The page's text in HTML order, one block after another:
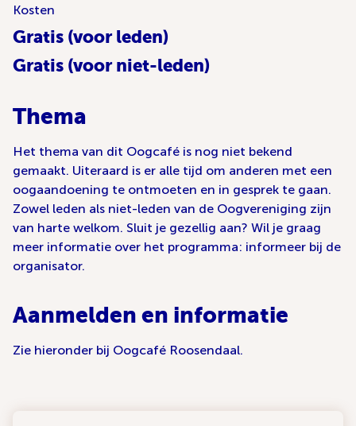
Kosten
Gratis (voor leden)
Gratis (voor niet-leden)
Thema
Het thema van dit Oogcafé is nog niet bekend
gemaakt. Uiteraard is er alle tijd om anderen met een
oogaandoening te ontmoeten en in gesprek te gaan.
Zowel leden als niet-leden van de Oogvereniging zijn
van harte welkom. Sluit je gezellig aan? Wil je graag
meer informatie over het programma: informeer bij de
organisator.
Aanmelden en informatie
Zie hieronder bij Oogcafé Roosendaal.